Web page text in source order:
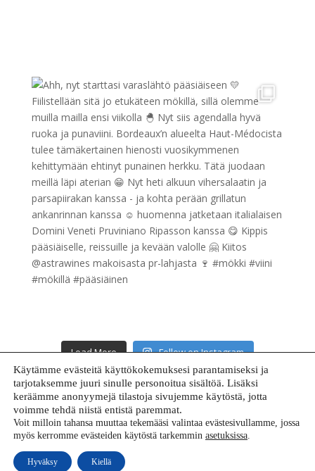
Load More Follow on Instagram
Käytämme evästeitä käyttökokemuksesi parantamiseksi ja
tarjotaksemme juuri sinulle personoitua sisältöä. Lisäksi
keräämme anonyymejä tilastoja sivujemme käytöstä, jotta
voimme tehdä niistä entistä paremmat.
Voit milloin tahansa muuttaa tekemääsi valintaa evästesivullamme, jossa
myös kerromme evästeiden käytöstä tarkemmin asetuksissa.
Hyväksy Kiellä